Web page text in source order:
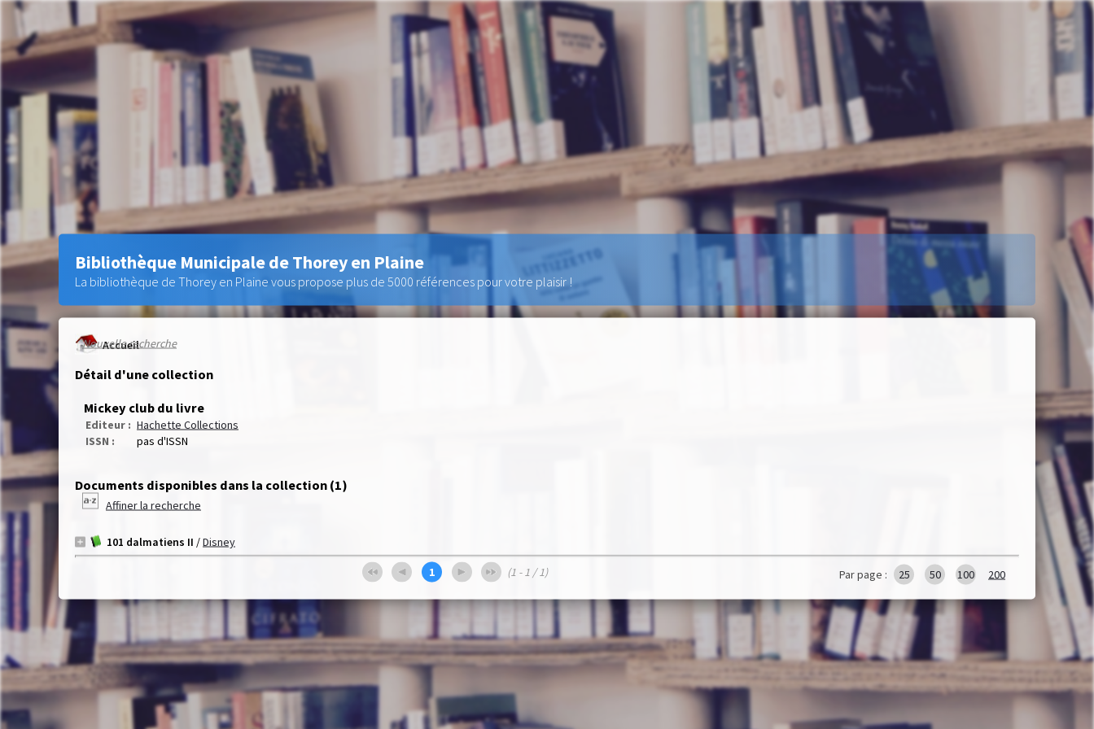
Accueil
Nouvelle recherche
Détail d'une collection
Mickey club du livre
Editeur : Hachette Collections
ISSN :
pas d'ISSN
Documents disponibles dans la collection (1)
Affiner la recherche
101 dalmatiens II /Disney
1 (1 - 1 / 1) Par page : 25 50 100 200
Bibliothèque Municipale de Thorey en Plaine
La bibliothèque de Thorey en Plaine vous propose plus de 5000 références pour votre plaisir !